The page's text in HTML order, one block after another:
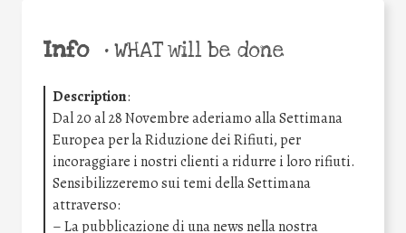
Info •WHAT will be done
Description:
Dal 20 al 28 Novembre aderiamo alla Settimana
Europea per la Riduzione dei Rifiuti, per
incoraggiare i nostri clienti a ridurre i loro rifiuti.
Sensibilizzeremo sui temi della Settimana
attraverso:
– La pubblicazione di una news nella nostra